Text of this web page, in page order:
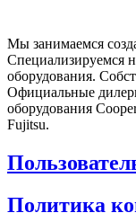
Мы занимаемся
Специализируемся
оборудования.
Официальные
оборудования
Fujitsu.
Политика